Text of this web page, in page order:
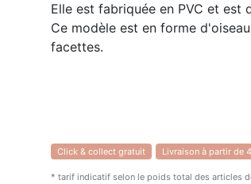
Elle est fabriquée en PVC et est
Ce modèle est en forme
facettes.
Click & collect gratuit Livraison à partir de
* tarif indicatif selon le poids total des articles